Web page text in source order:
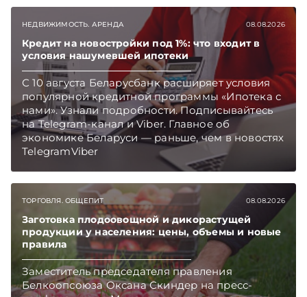
НЕДВИЖИМОСТЬ. АРЕНДА 08.08.2026
Кредит на новостройки под 1%: что входит в
условия нашумевшей ипотеки
С 10 августа Беларусбанк расширяет условия
популярной кредитной программы «Ипотека с
нами». Узнали подробности. Подписывайтесь
на Telegram‑канал и Viber. Главное об
экономике Беларуси — раньше, чем в новостях
TelegramViber
ТОРГОВЛЯ. ОБЩЕПИТ 08.08.2026
Заготовка плодоовощной и дикорастущей
продукции у населения: цены, объемы и новые
правила
Заместитель председателя правления
Белкоопсоюза Оксана Скиндер на пресс-